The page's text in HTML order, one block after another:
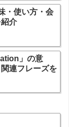
・使い方・会
介
」の意
連フレーズを